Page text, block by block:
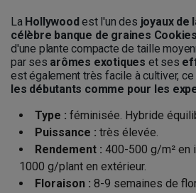
La Hollywoodest l'un des joyaux de
célèbre banque de graines
d'une plante compacte de taille
par ses arômes exotiques et ses
est également très facile à cultiver, ce
les débutants comme pour les
Type : féminisée. Hybride
Puissance : très élevée.
Rendement : 400-500 g/m² en
1000 g/plant en extérieur.
Floraison : 8-9 semaines de